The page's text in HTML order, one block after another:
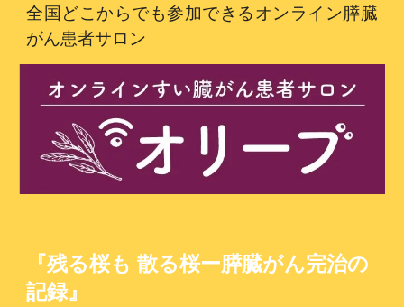
全国どこからでも参加できるオンライン膵臓
がん患者サロン
『残る桜も 散る桜ー膵臓がん完治の
記録』